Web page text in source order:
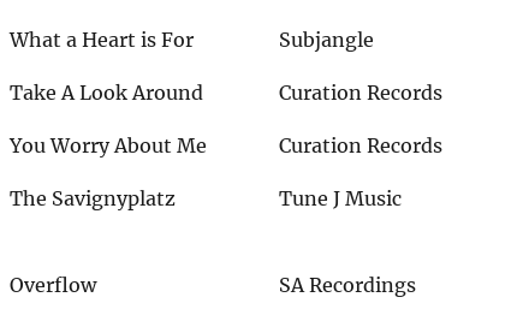
What a Heart is For Subjangle
Take A Look Around Curation Records
You Worry About Me Curation Records
The Savignyplatz Tune J Music
Overflow SA Recordings